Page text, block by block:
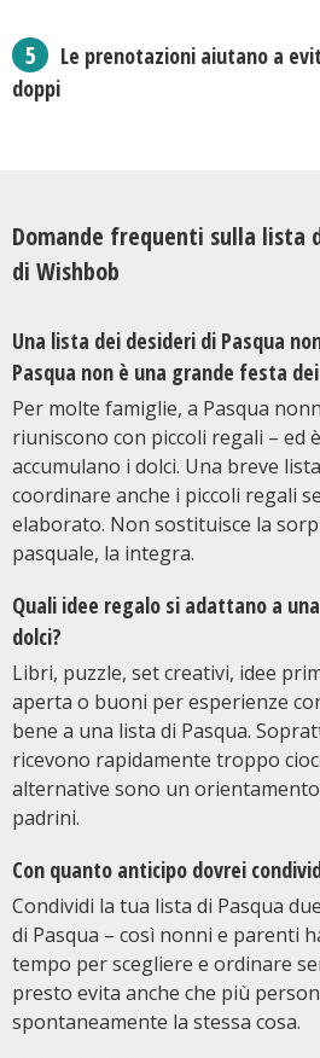
Le prenotazioni aiutano a
doppi
Domande frequenti sulla lista
di Wishbob
Una lista dei desideri di Pasqua
Pasqua non è una grande festa
Per molte famiglie, a Pasqua
riuniscono con piccoli regali – ed
accumulano i dolci. Una breve
coordinare anche i piccoli regali
elaborato. Non sostituisce la
pasquale, la integra.
Quali idee regalo si adattano a
dolci?
Libri, puzzle, set creativi, idee
aperta o buoni per esperienze
bene a una lista di Pasqua.
ricevono rapidamente troppo
alternative sono un
padrini.
Con quanto anticipo dovrei
Condividi la tua lista di Pasqua
di Pasqua – così nonni e parenti
tempo per scegliere e ordinare
presto evita anche che più
spontaneamente la stessa cosa.